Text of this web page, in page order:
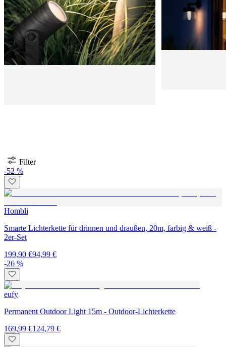
Filter
-52 %
Hombli
Smarte Lichterkette für drinnen und draußen, 20m, farbig & weiß -
2er-Set
199,90 €94,99 €
-26 %
eufy
Permanent Outdoor Light 15m - Outdoor-Lichterkette
169,99 €124,79 €